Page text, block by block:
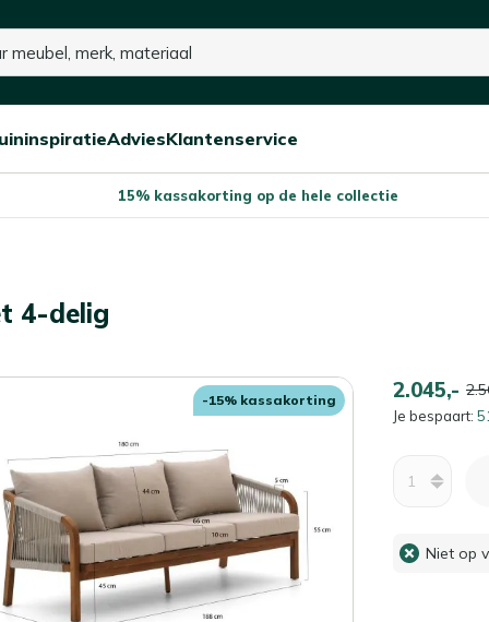
Open/sluitOpen/sluit
Advies
Open/sluit
Klantenservice
15% kassakorting op de hele collectie
4-delig
-15% kassakorting 2.045,-
Je bespaart:
voorraad
Niet op